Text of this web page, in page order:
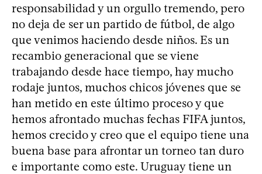
responsabilidad y un orgullo tremendo, pero
no deja de ser un partido de fútbol, de algo
que venimos haciendo desde niños. Es un
recambio generacional que se viene
trabajando desde hace tiempo, hay mucho
rodaje juntos, muchos chicos jóvenes que se
han metido en este último proceso y que
hemos afrontado muchas fechas FIFA juntos,
hemos crecido y creo que el equipo tiene una
buena base para afrontar un torneo tan duro
e importante como este. Uruguay tiene un